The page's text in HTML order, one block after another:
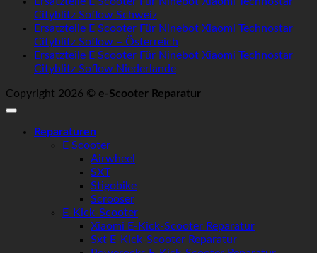
Cityblitz Soflow Schweiz
Ersatzteile E Scooter Für Ninebot Xiaomi Technostar
Cityblitz Soflow – Österreich
Ersatzteile E Scooter Für Ninebot Xiaomi Technostar
Cityblitz Soflow Niederlande
Copyright 2026 © e-Scooter Reparatur
Reparaturen
E Scooter
Airwheel
SXT
Stigobike
Scrooser
E-Kick-Scooter
Xiaomi E-Kick-Scooter Reparatur
Sxt E-Kick-Scooter Reparatur